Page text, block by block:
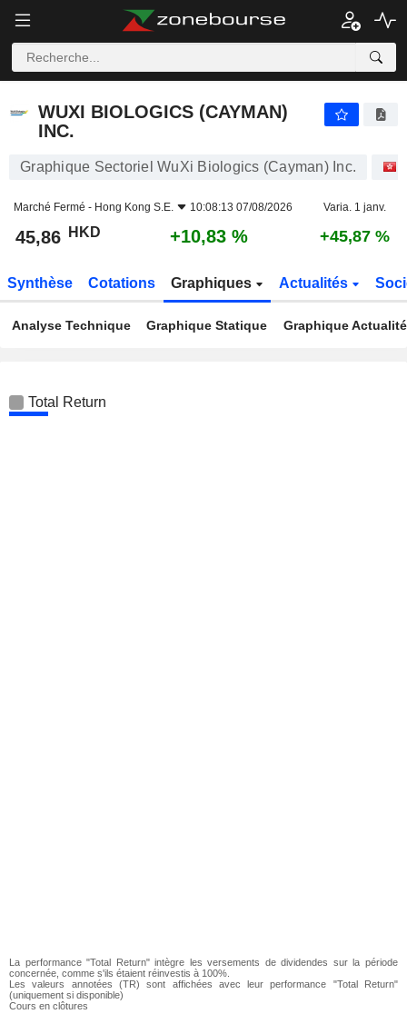
WUXI BIOLOGICS (CAYMAN)
INC.
Graphique Sectoriel WuXi Biologics (Cayman) Inc.
Marché Fermé - Hong Kong S.E. 10:08:13 07/08/2026 Varia. 1 janv.
45,86 HKD +10,83 % +45,87 %
Synthèse Cotations Graphiques Actualités
Analyse Technique Graphique Statique Graphique
Total Return
La performance "Total Return" intègre les versements de dividendes sur la période
concernée, comme s'ils étaient réinvestis à 100%.
Les valeurs annotées (TR) sont affichées avec leur performance "Total Return"
(uniquement si disponible)
Cours en clôtures